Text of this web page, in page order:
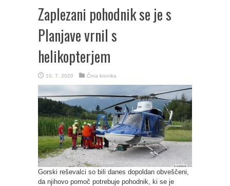
Zaplezani pohodnik se je s
Planjave vrnil s
helikopterjem
10. 7. 2020 Črna kronika
Gorski reševalci so bili danes dopoldan obveščeni,
da njihovo pomoč potrebuje pohodnik, ki se je